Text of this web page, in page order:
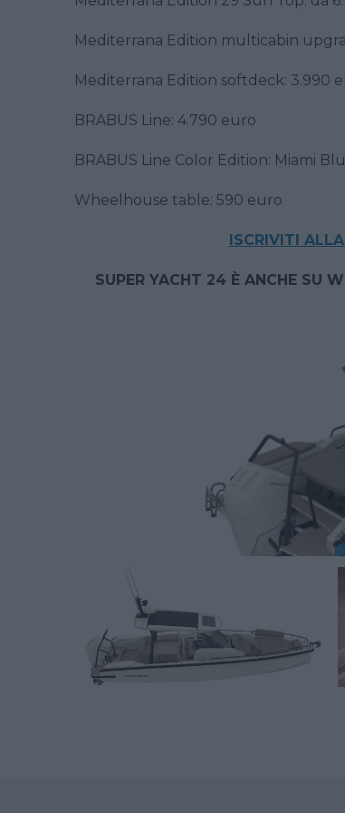
Mediterrana Edition multicabin
Mediterrana Edition softdeck: 3.990
BRABUS Line: 4.790 euro
BRABUS Line Color Edition: Miami
Wheelhouse table: 590 euro
ISCRIVITI
SUPER YACHT 24 È ANCHE SU